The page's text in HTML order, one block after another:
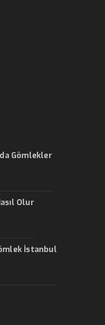
Gömlekler
Olur
İstanbul